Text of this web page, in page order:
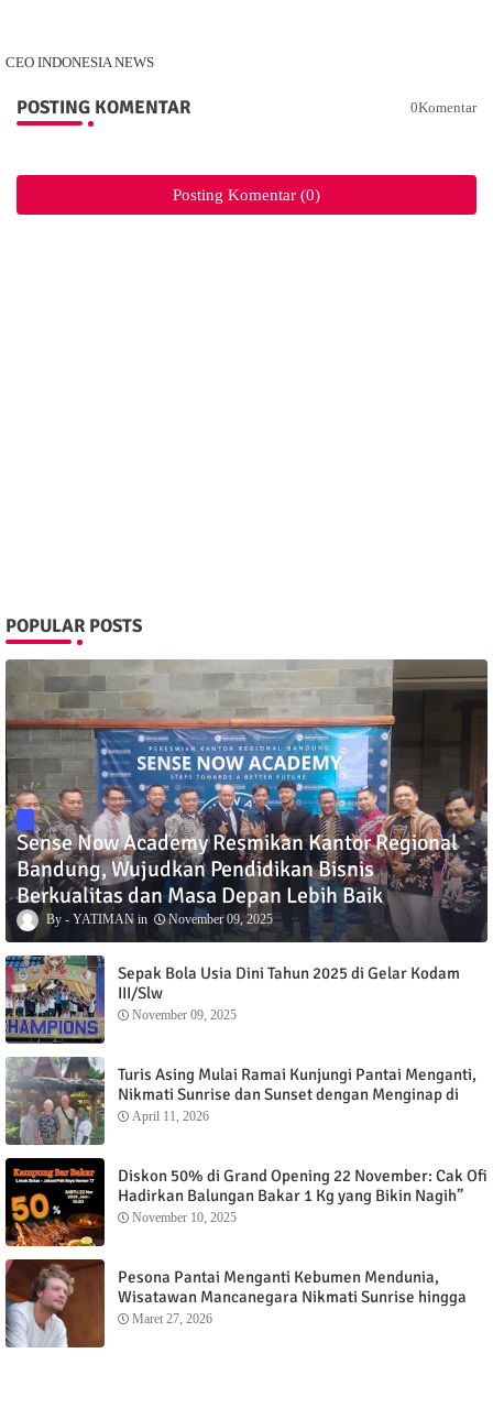
CEO INDONESIA NEWS
POSTING KOMENTAR 0Komentar
Posting Komentar (0)
POPULAR POSTS
Sense Now Academy Resmikan Kantor Regional
Bandung, Wujudkan Pendidikan Bisnis
Berkualitas dan Masa Depan Lebih Baik
YATIMAN November 09, 2025
Sepak Bola Usia Dini Tahun 2025 di Gelar Kodam
III/Slw
November 09, 2025
Turis Asing Mulai Ramai Kunjungi Pantai Menganti,
Nikmati Sunrise dan Sunset dengan Menginap di
Menganti Cottage
April 11, 2026
Diskon 50% di Grand Opening 22 November: Cak Ofi
Hadirkan Balungan Bakar 1 Kg yang Bikin Nagih”
November 10, 2025
Pesona Pantai Menganti Kebumen Mendunia,
Wisatawan Mancanegara Nikmati Sunrise hingga
Sunset dari Menganti Cottage
Maret 27, 2026